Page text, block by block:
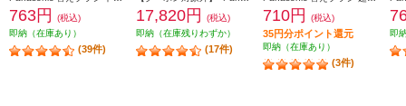
763円
(税込)
即納（在庫あり）
(39件)
17,820円
(税込)
即納（在庫残りわずか）
(17件)
710円 (税込)
35円分ポイント還元
即納（在庫あり）
(3件)
即